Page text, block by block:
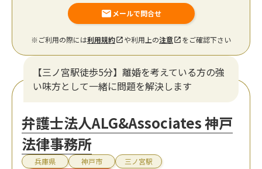
メールで問合せ
※ご利用の際には利用規約 や利用上の注意 をご確認下さい
【三ノ宮駅徒歩5分】離婚を考えている方の強
い味方として一緒に問題を解決します
弁護士法人ALG&Associates 神戸
法律事務所
兵庫県 神戸市 三ノ宮駅